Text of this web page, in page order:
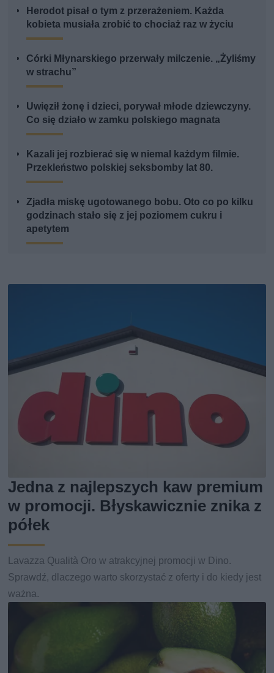
Herodot pisał o tym z przerażeniem. Każda
kobieta musiała zrobić to chociaż raz w życiu
Córki Młynarskiego przerwały milczenie. „Żyliśmy
w strachu”
Uwięził żonę i dzieci, porywał młode dziewczyny.
Co się działo w zamku polskiego magnata
Kazali jej rozbierać się w niemal każdym filmie.
Przekleństwo polskiej seksbomby lat 80.
Zjadła miskę ugotowanego bobu. Oto co po kilku
godzinach stało się z jej poziomem cukru i
apetytem
Jedna z najlepszych kaw premium
w promocji. Błyskawicznie znika z
półek
Lavazza Qualità Oro w atrakcyjnej promocji w Dino.
Sprawdź, dlaczego warto skorzystać z oferty i do kiedy jest
ważna.